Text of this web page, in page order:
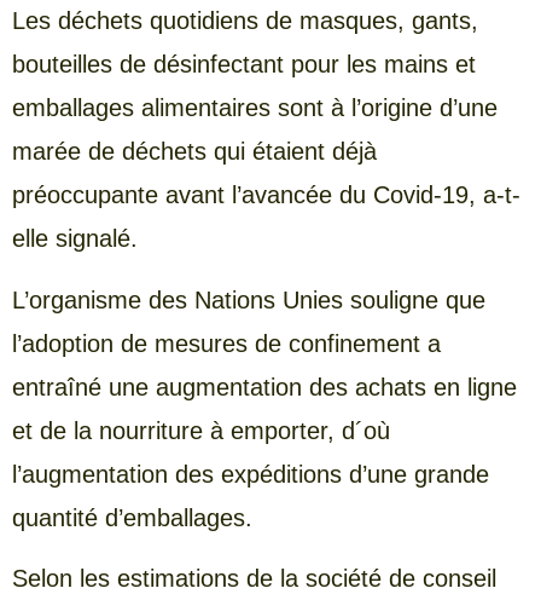
Les déchets quotidiens de masques, gants,
bouteilles de désinfectant pour les mains et
emballages alimentaires sont à l’origine d’une
marée de déchets qui étaient déjà
préoccupante avant l’avancée du Covid-19, a-t-
elle signalé.
L’organisme des Nations Unies souligne que
l’adoption de mesures de confinement a
entraîné une augmentation des achats en ligne
et de la nourriture à emporter, d´où
l’augmentation des expéditions d’une grande
quantité d’emballages.
Selon les estimations de la société de conseil